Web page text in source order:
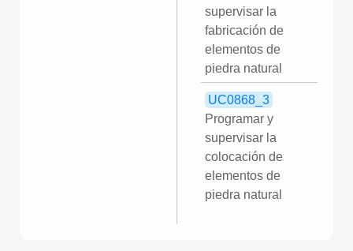
supervisar la
fabricación de
elementos de
piedra natural
UC0868_3
Programar y
supervisar la
colocación de
elementos de
piedra natural